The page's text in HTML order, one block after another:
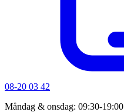
08-20 03 42
Måndag & onsdag: 09:30-19:00